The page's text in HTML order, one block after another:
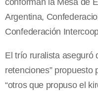
conforman la Mesa de
Argentina,
Confederación
El trío ruralista aseguró
retenciones” propuesto
“otros que propuso el